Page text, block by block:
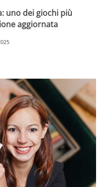
uno dei giochi più
aggiornata